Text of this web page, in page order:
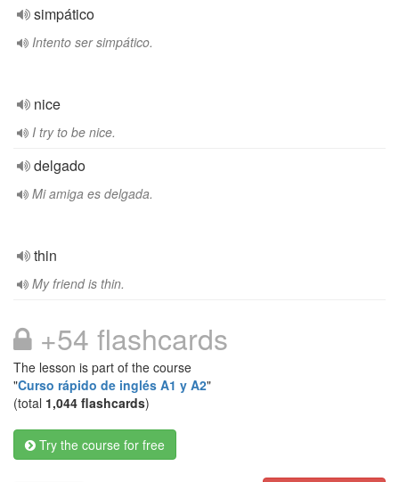
simpático
Intento ser simpático.
nice
I try to be nice.
delgado
Mi amiga es delgada.
thin
My friend is thin.
+54 flashcards
The lesson is part of the course
"Curso rápido de inglés A1 y A2"
(total 1,044 flashcards)
Try the course for free